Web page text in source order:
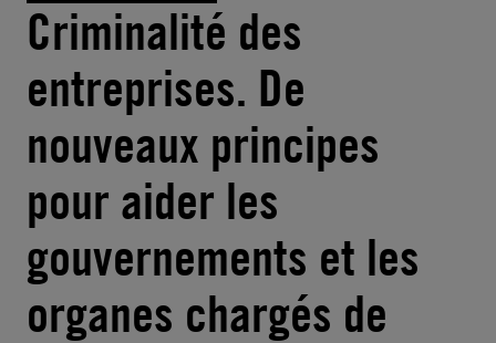
Criminalité des
entreprises. De
nouveaux principes
pour aider les
gouvernements et les
organes chargés de